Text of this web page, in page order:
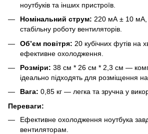
ноутбуків та інших пристроїв.
Номінальний струм: 220 мА ± 10 мА,
стабільну роботу вентиляторів.
Об’єм повітря: 20 кубічних футів на
ефективне охолодження.
Розміри: 38 см * 26 см * 2,3 см —
ідеально підходять для розміщення
Вага: 0,85 кг — легка та зручна у
Переваги:
Ефективне охолодження ноутбука
вентиляторам.